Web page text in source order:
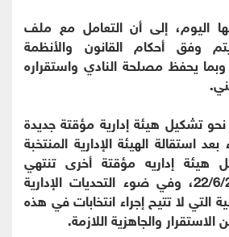
اليوم، إلى أن التعامل مع ملف
وفق أحكام القانون والأنظمة
وبما يحفظ مصلحة النادي واستقراره
تشكيل هيئة إدارية مؤقتة جديدة
استقالة الهيئة الإدارية المنتخبة
وتشكيل هيئة إداريه مؤقتة أخرى تنتهي
مهامها بتاريخ 22/6/2026، وفي ضوء التحديات الإدارية
التي لا تتيح إجراء انتخابات في هذه
والجاهزية اللازمة.